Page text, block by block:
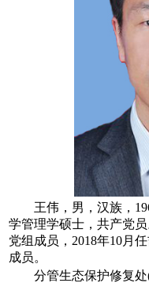
王伟，男，汉族，
学管理学硕士，共产党员
党组成员，2018年10月
成员。
分管生态保护修复